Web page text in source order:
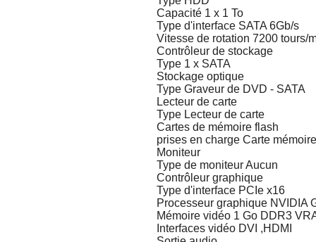
Capacité 1 x 1 To
Type d'interface SATA 6Gb/s
Vitesse de rotation 7200 tours/
Contrôleur de stockage
Type 1 x SATA
Stockage optique
Type Graveur de DVD - SATA
Lecteur de carte
Type Lecteur de carte
Cartes de mémoire flash
prises en charge Carte
Moniteur
Type de moniteur Aucun
Contrôleur graphique
Type d'interface PCIe x16
Processeur graphique NVIDIA
Mémoire vidéo 1 Go DDR3
Interfaces vidéo DVI ,HDMI